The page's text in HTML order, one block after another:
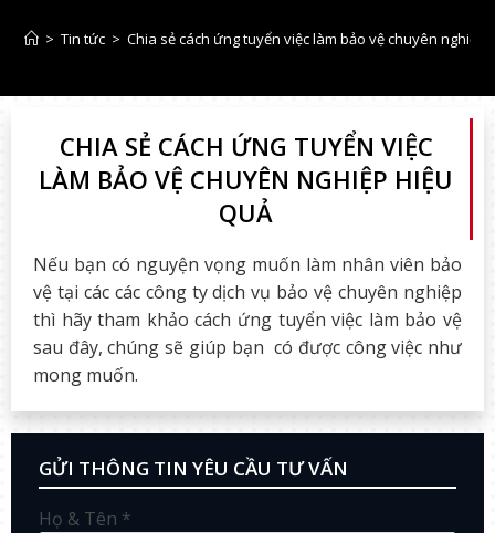
> Tin tức > Chia sẻ cách ứng tuyển việc làm bảo vệ chuyên nghiệp
CHIA SẺ CÁCH ỨNG TUYỂN VIỆC
LÀM BẢO VỆ CHUYÊN NGHIỆP HIỆU
QUẢ
Nếu bạn có nguyện vọng muốn làm nhân viên bảo
vệ tại các các công ty dịch vụ bảo vệ chuyên nghiệp
thì hãy tham khảo cách ứng tuyển việc làm bảo vệ
sau đây, chúng sẽ giúp bạn có được công việc như
mong muốn.
GỬI THÔNG TIN YÊU CẦU TƯ VẤN
Họ & Tên *